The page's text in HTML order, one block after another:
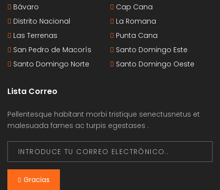
Bávaro
Cap Cana
Distrito Nacional
La Romana
Las Terrenas
Punta Cana
San Pedro de Macorís
Santo Domingo Este
Santo Domingo Norte
Santo Domingo Oeste
Lista Correo
Pellentesque habitant morbi tristique senectusnetus et
malesuada fames ac turpis egestases .
Gracias